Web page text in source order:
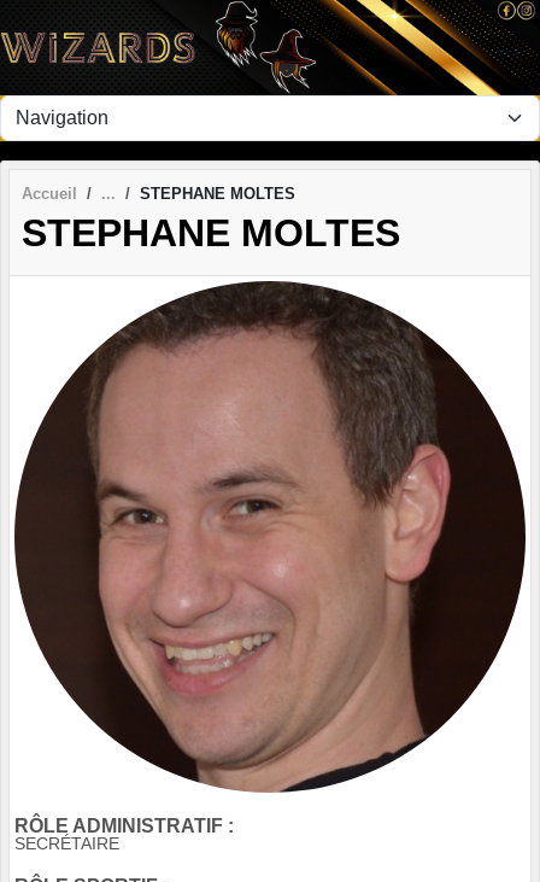
Accueil STEPHANE MOLTES
STEPHANE MOLTES
RÔLE ADMINISTRATIF :
SECRÉTAIRE
Panneau de gestion des cookies